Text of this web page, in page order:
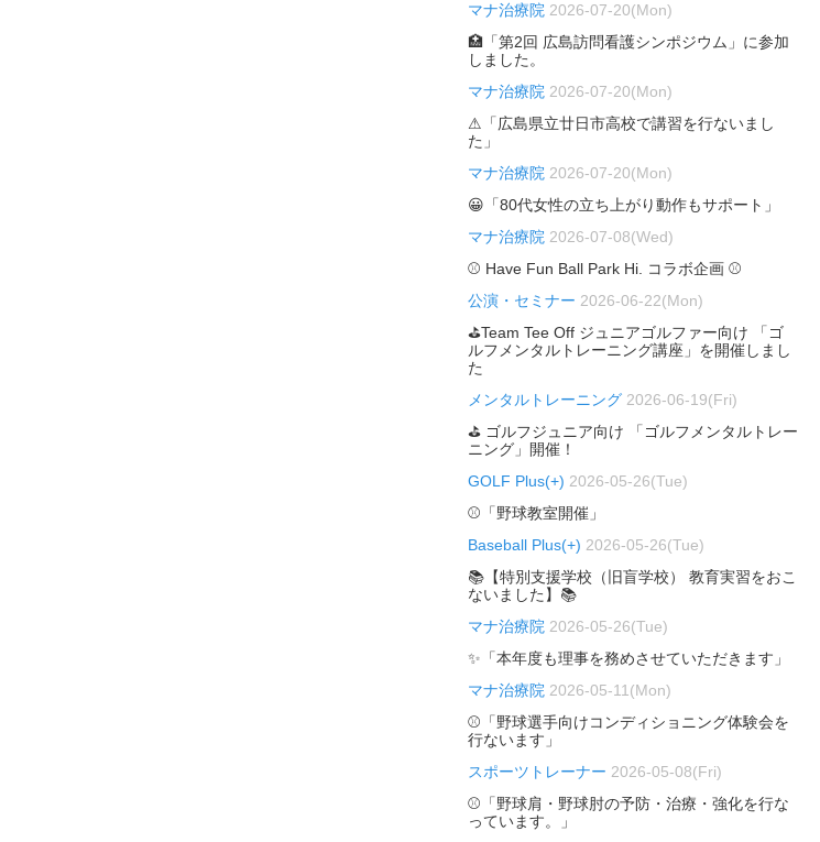
マナ治療院 2026-07-20(Mon)
🏥「第2回 広島訪問看護シンポジウム」に参加
しました。
マナ治療院 2026-07-20(Mon)
⚠「広島県立廿日市高校で講習を行ないまし
た」
マナ治療院 2026-07-20(Mon)
😀「80代女性の立ち上がり動作もサポート」
マナ治療院 2026-07-08(Wed)
⚾ Have Fun Ball Park Hi. コラボ企画 ⚾
公演・セミナー 2026-06-22(Mon)
⛳Team Tee Off ジュニアゴルファー向け 「ゴ
ルフメンタルトレーニング講座」を開催しまし
た
メンタルトレーニング 2026-06-19(Fri)
⛳ ゴルフジュニア向け 「ゴルフメンタルトレー
ニング」開催！
GOLF Plus(+) 2026-05-26(Tue)
⚾「野球教室開催」
Baseball Plus(+) 2026-05-26(Tue)
📚【特別支援学校（旧盲学校） 教育実習をおこ
ないました】📚
マナ治療院 2026-05-26(Tue)
✨「本年度も理事を務めさせていただきます」
マナ治療院 2026-05-11(Mon)
⚾「野球選手向けコンディショニング体験会を
行ないます」
スポーツトレーナー 2026-05-08(Fri)
⚾「野球肩・野球肘の予防・治療・強化を行な
っています。」